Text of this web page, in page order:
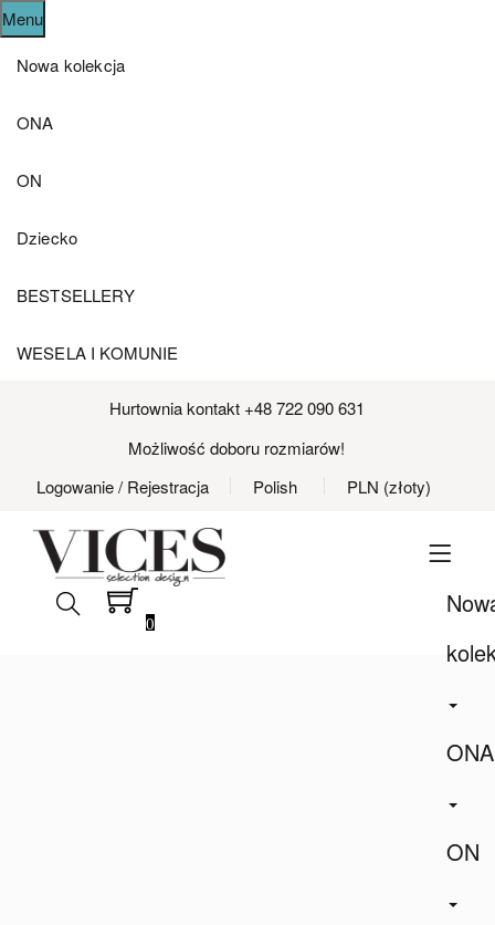
Menu
Nowa kolekcja
ONA
ON
Dziecko
BESTSELLERY
WESELA I KOMUNIE
Hurtownia kontakt +48 722 090 631
Możliwość doboru rozmiarów!
Logowanie/ Rejestracja Polish PLN (złoty)
ONA
ON
0